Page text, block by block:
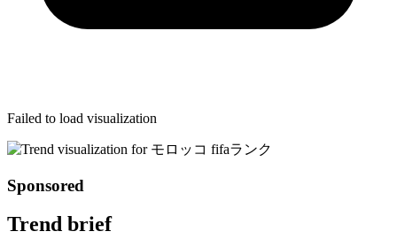
Failed to load visualization
Sponsored
Trend brief